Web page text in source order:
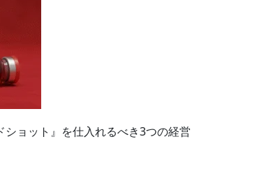
ョット』を仕入れるべき3つの経営